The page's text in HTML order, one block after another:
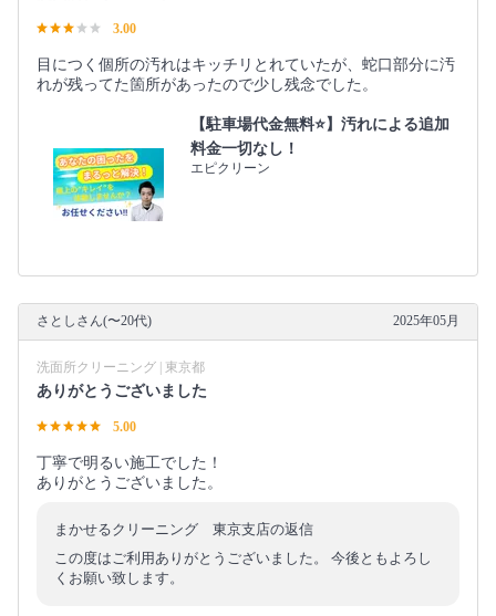
3.00
目につく個所の汚れはキッチリとれていたが、蛇口部分に汚
れが残ってた箇所があったので少し残念でした。
【駐車場代金無料⭐️】汚れによる追加
料金一切なし！
エピクリーン
さとしさん(〜20代) 2025年05月
洗面所クリーニング | 東京都
ありがとうございました
5.00
丁寧で明るい施工でした！
ありがとうございました。
まかせるクリーニング 東京支店の返信
この度はご利用ありがとうございました。 今後ともよろし
くお願い致します。